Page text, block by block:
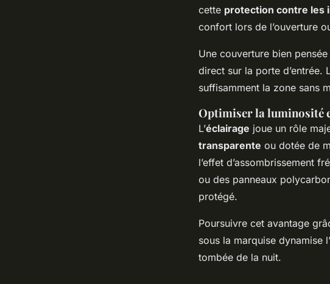
cette protection contre les
confort lors de l’ouverture
Une couverture bien
direct sur la porte d’entrée.
suffisamment la zone sans
Optimiser la luminosité
L’éclairage joue un rôle
transparente ou dotée de
l’effet d’assombrissement
ou des panneaux
protégé.
Poursuivre cet avantage
sous la marquise dynamise
tombée de la nuit.